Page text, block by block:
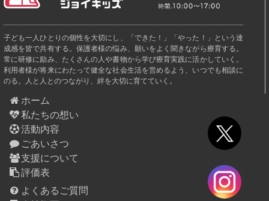
子ども一人ひとりの個性を大切にし、「できた！」「やった！」という達
成感を皆で共有する。保護者様の悩み、願いをよく聞きながら療育する。
常に研修に励み、たくさんの人や書物から学び療育実践に活かしていく。
利用者様が将来にわたって健全な社会生活を営めるよう、いつでも相談に
のる。人と人とのつながり、絆を大切に育てていく。
ホーム
私たちの想い
活動内容
ごあいさつ
支援について
評価表
よくあるご質問